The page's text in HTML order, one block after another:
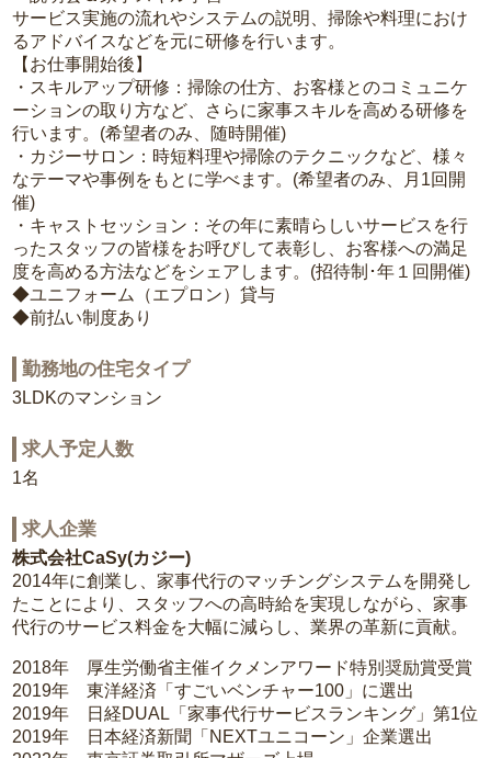
サービス実施の流れやシステムの説明、掃除や料理におけ
るアドバイスなどを元に研修を行います。
【お仕事開始後】
・スキルアップ研修：掃除の仕方、お客様とのコミュニケ
ーションの取り方など、さらに家事スキルを高める研修を
行います。(希望者のみ、随時開催)
・カジーサロン：時短料理や掃除のテクニックなど、様々
なテーマや事例をもとに学べます。(希望者のみ、月1回開
催)
・キャストセッション：その年に素晴らしいサービスを行
ったスタッフの皆様をお呼びして表彰し、お客様への満足
度を高める方法などをシェアします。(招待制･年１回開催)
◆ユニフォーム（エプロン）貸与
◆前払い制度あり
勤務地の住宅タイプ
3LDKのマンション
求人予定人数
1名
求人企業
株式会社CaSy(カジー)
2014年に創業し、家事代行のマッチングシステムを開発し
たことにより、スタッフへの高時給を実現しながら、家事
代行のサービス料金を大幅に減らし、業界の革新に貢献。
2018年 厚生労働省主催イクメンアワード特別奨励賞受賞
2019年 東洋経済「すごいベンチャー100」に選出
2019年 日経DUAL「家事代行サービスランキング」第1位
2019年 日本経済新聞「NEXTユニコーン」企業選出